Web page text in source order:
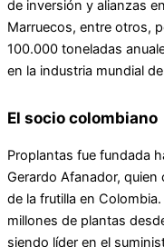
de inversión y alianzas
Marruecos, entre otros,
100.000 toneladas
en la industria mundial
El socio colombiano
Proplantas fue fundada
Gerardo Afanador,
de la frutilla en
millones de plantas
siendo líder en el